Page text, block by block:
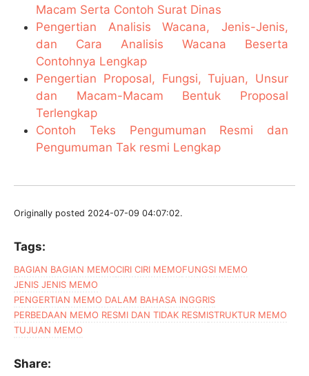
Macam Serta Contoh Surat Dinas
Pengertian Analisis Wacana, Jenis-Jenis,
dan Cara Analisis Wacana Beserta
Contohnya Lengkap
Pengertian Proposal, Fungsi, Tujuan, Unsur
dan Macam-Macam Bentuk Proposal
Terlengkap
Contoh Teks Pengumuman Resmi dan
Pengumuman Tak resmi Lengkap
Originally posted 2024-07-09 04:07:02.
Tags:
BAGIAN BAGIAN MEMOCIRI CIRI MEMOFUNGSI MEMO
JENIS JENIS MEMO
PENGERTIAN MEMO DALAM BAHASA INGGRIS
PERBEDAAN MEMO RESMI DAN TIDAK RESMISTRUKTUR MEMO
TUJUAN MEMO
Share: